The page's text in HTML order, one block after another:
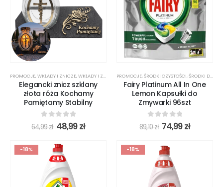
PROMOCJE,WKŁADY I ZNICZE,WKŁADY I ZNICZE LED
Elegancki znicz szklany
złota róża Kochamy
Pamiętamy Stabilny
0 out of 5
64,99zł 48,99zł
PROMOCJE,ŚRODKI CZYSTOŚCI,ŚRODKI DO ZMYWANIA
Fairy Platinum All In One
Lemon Kapsułki do
Zmywarki 96szt
0out of 5
89,10zł 74,99zł
-18% -18%